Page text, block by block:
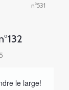
le large!
n°531